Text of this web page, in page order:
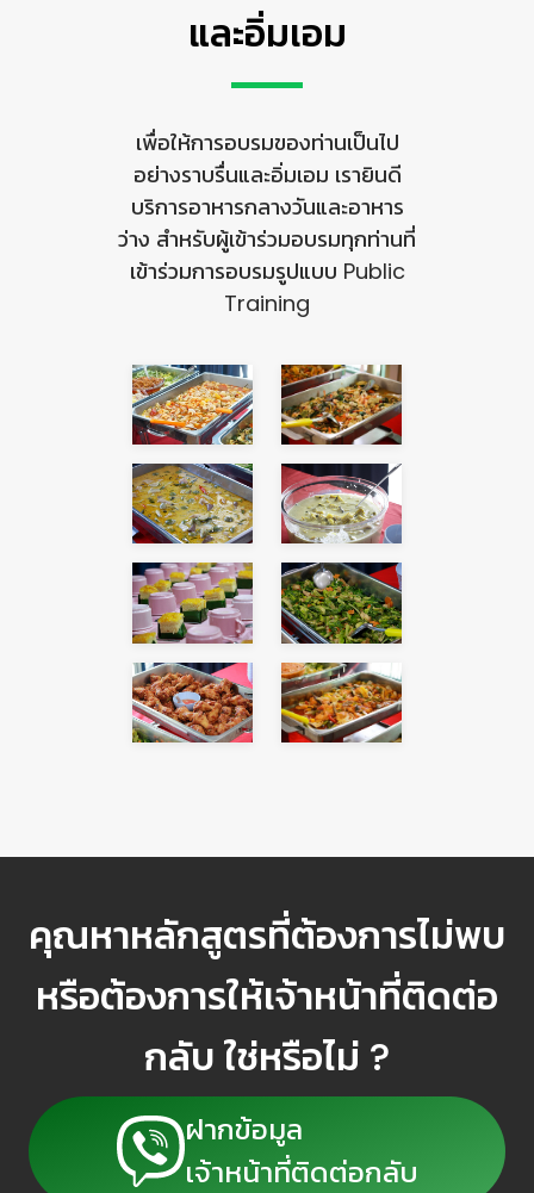
และอิ่มเอม
เพื่อให้การอบรมของท่านเป็นไป
อย่างราบรื่นและอิ่มเอม เรายินดี
บริการอาหารกลางวันและอาหาร
ว่าง สำหรับผู้เข้าร่วมอบรมทุกท่านที่
เข้าร่วมการอบรมรูปแบบ Public
Training
คุณหาหลักสูตรที่ต้องการไม่พบ
หรือต้องการให้เจ้าหน้าที่ติดต่อ
กลับ ใช่หรือไม่ ?
ฝากข้อมูล
เจ้าหน้าที่ติดต่อกลับ